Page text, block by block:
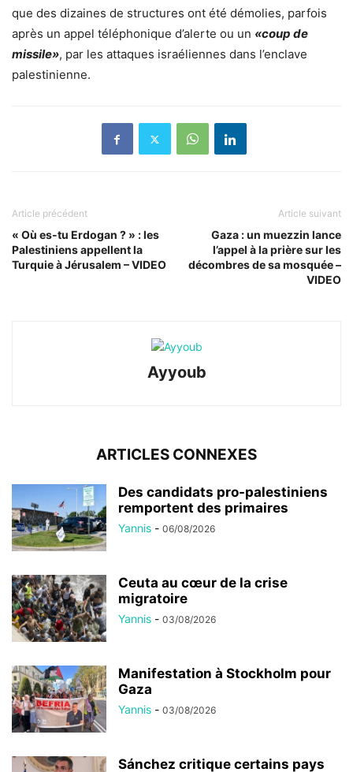
que des dizaines de structures ont été démolies, parfois
après un appel téléphonique d’alerte ou un «coup de
missile», par les attaques israéliennes dans l’enclave
palestinienne.
Article précédent
« Où es-tu Erdogan ? » : les
Palestiniens appellent la
Turquie à Jérusalem – VIDEO
Article suivant
Gaza : un muezzin lance
l’appel à la prière sur les
décombres de sa mosquée –
VIDEO
Ayyoub
ARTICLES CONNEXES
Des candidats pro-palestiniens
remportent des primaires
Yannis - 06/08/2026
Ceuta au cœur de la crise
migratoire
Yannis - 03/08/2026
Manifestation à Stockholm pour
Gaza
Yannis - 03/08/2026
Sánchez critique certains pays